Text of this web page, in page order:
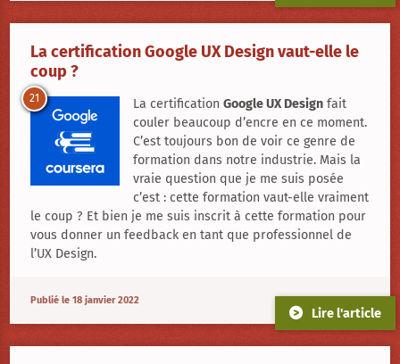
La certification Google UX Design vaut-elle le
coup ?
21 La certificationGoogle UX Design fait
couler beaucoup d’encre en ce moment.
C’est toujours bon de voir ce genre de
formation dans notre industrie. Mais la
vraie question que je me suis posée
c’est : cette formation vaut-elle vraiment
le coup ? Et bien je me suis inscrit à cette formation pour
vous donner un feedback en tant que professionnel de
l’UX Design.
Publié le 18 janvier 2022
Lire l'article